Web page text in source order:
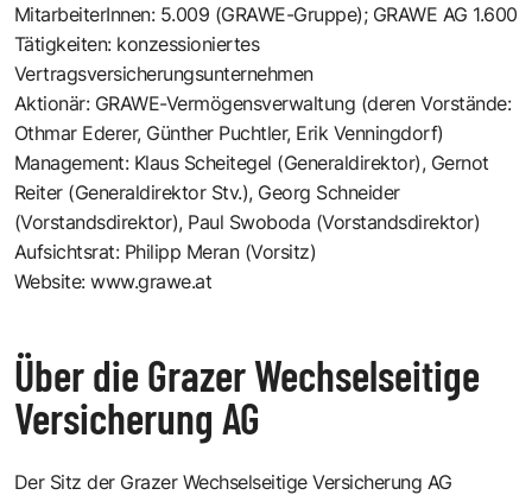
MitarbeiterInnen: 5.009 (GRAWE-Gruppe); GRAWE AG 1.600
Tätigkeiten: konzessioniertes
Vertragsversicherungsunternehmen
Aktionär: GRAWE-Vermögensverwaltung (deren Vorstände:
Othmar Ederer, Günther Puchtler, Erik Venningdorf)
Management: Klaus Scheitegel (Generaldirektor), Gernot
Reiter (Generaldirektor Stv.), Georg Schneider
(Vorstandsdirektor), Paul Swoboda (Vorstandsdirektor)
Aufsichtsrat: Philipp Meran (Vorsitz)
Website:www.grawe.at
Über die Grazer Wechselseitige
Versicherung AG
Der Sitz der Grazer Wechselseitige Versicherung AG